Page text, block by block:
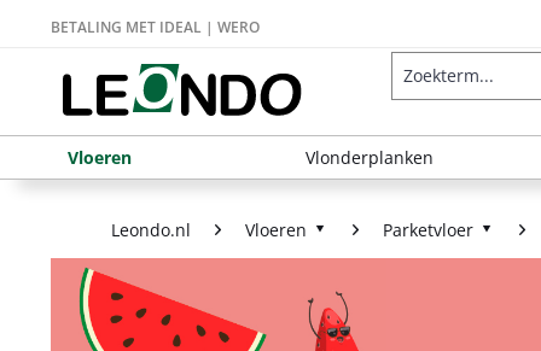
BETALING MET IDEAL | WERO
Vloeren Vlonderplanken
Leondo.nl Vloeren Parketvloer